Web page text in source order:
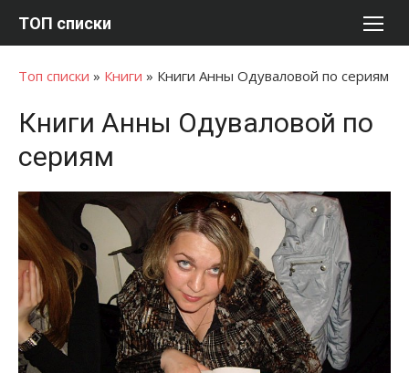
ТОП списки
Топ списки » Книги » Книги Анны Одуваловой по сериям
Книги Анны Одуваловой по
сериям